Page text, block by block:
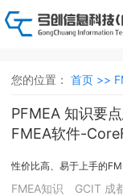
您的位置： 首页 >>
PFMEA 知识要
FMEA软件-
性价比高、易于上手的
FMEA知识 GCIT 成